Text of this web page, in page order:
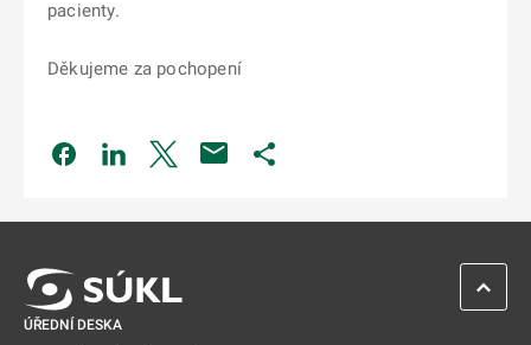
pacienty.
Děkujeme za pochopení
Odkaz se otevře na nové kartě
Odkaz se otevře na nové kartě
Odkaz se otevře na nové kartě
ÚŘEDNÍ DESKA
ZPĚT